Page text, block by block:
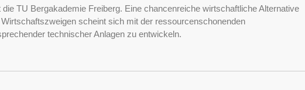
TU Bergakademie Freiberg. Eine chancenreiche wirtschaftliche Alternative
scheint sich mit der ressourcenschonenden
technischer Anlagen zu entwickeln.